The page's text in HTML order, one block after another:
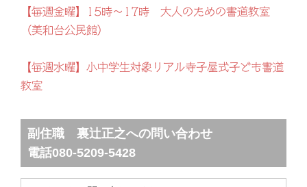
【毎週金曜】15時～17時 大人のための書道教室
（美和台公民館）
【毎週水曜】小中学生対象リアル寺子屋式子ども書道
教室